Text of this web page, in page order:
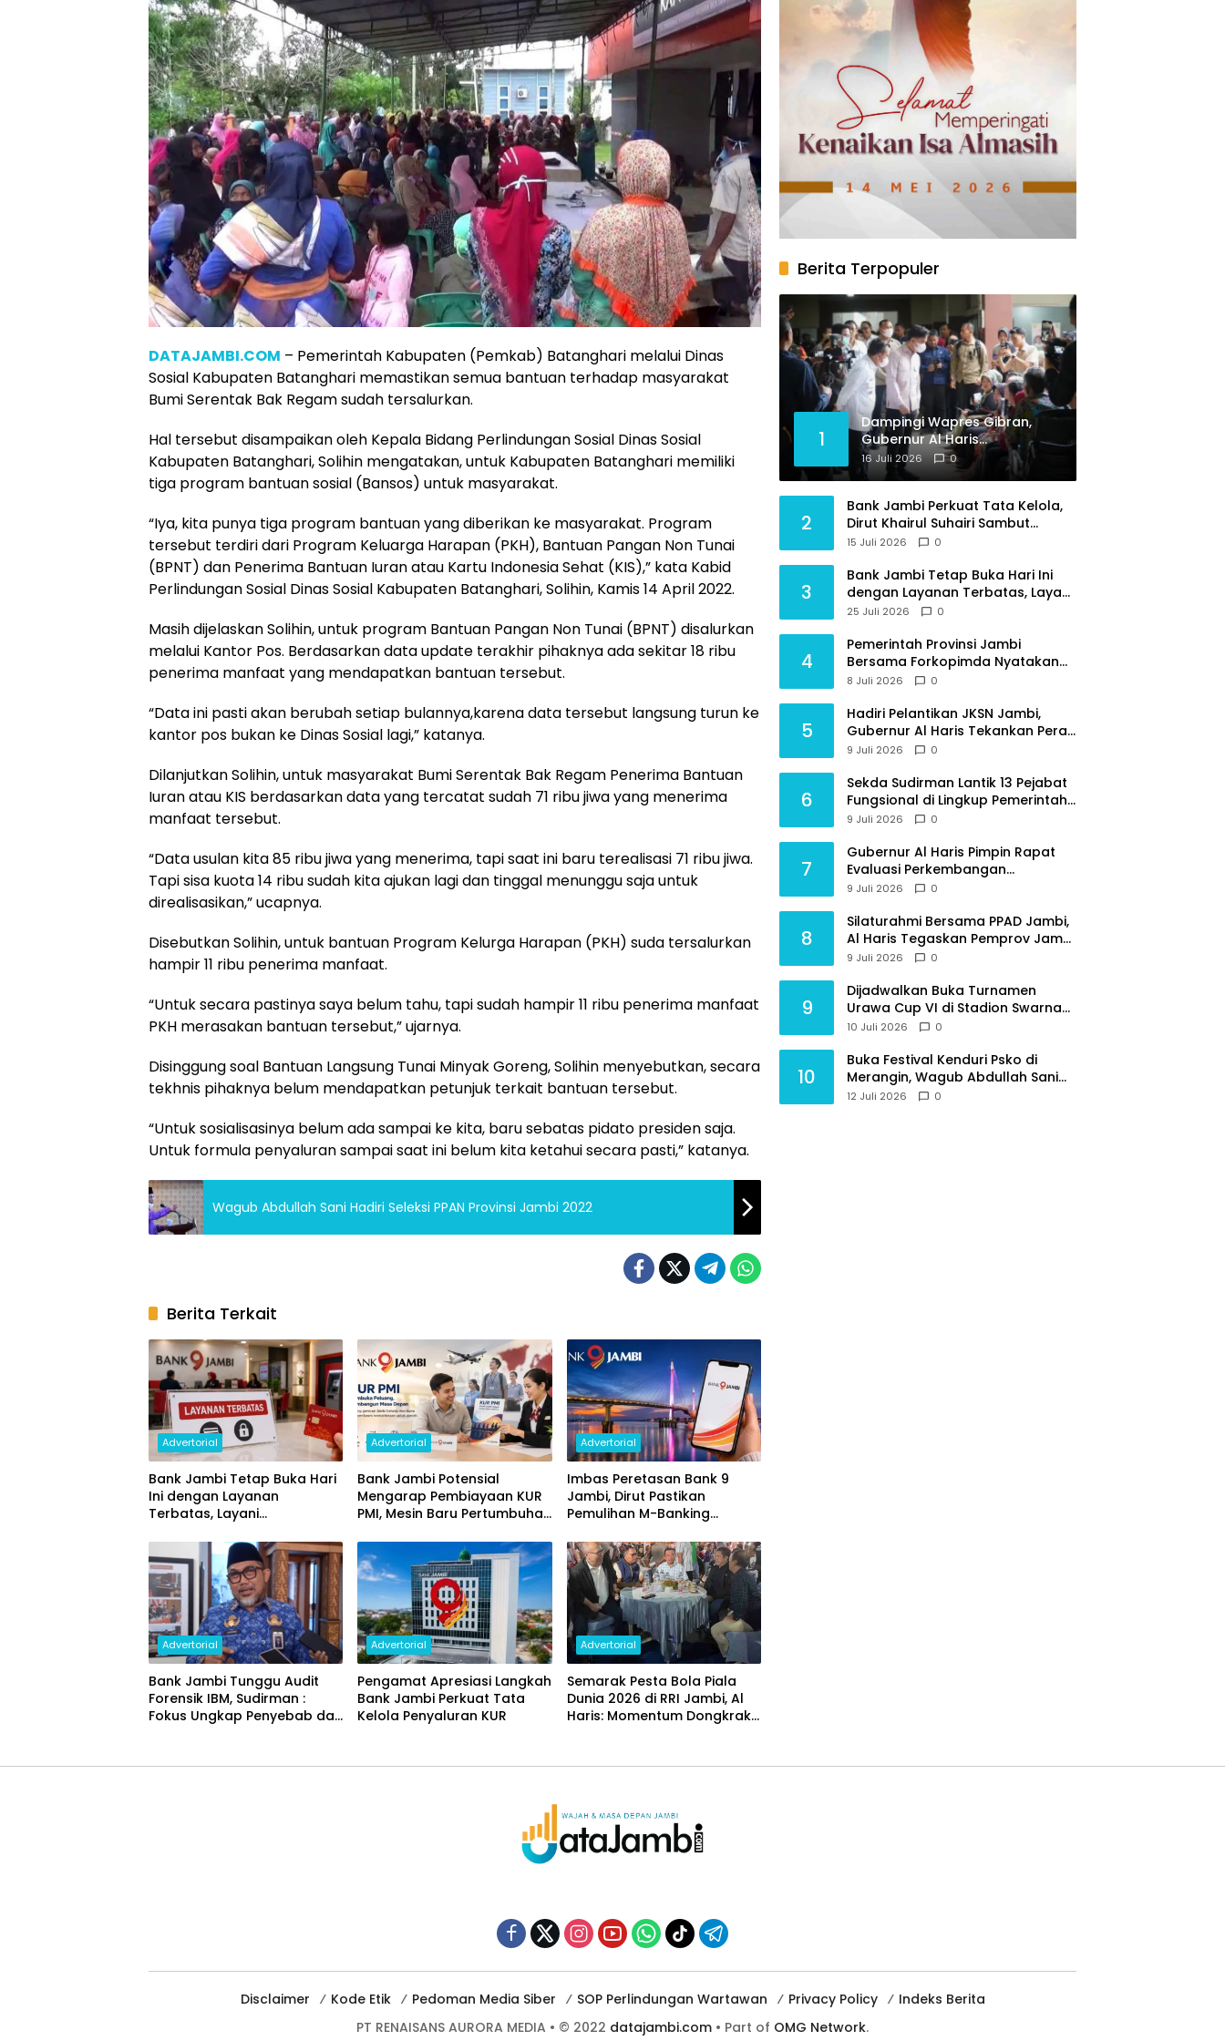
DATAJAMBI.COM – Pemerintah Kabupaten (Pemkab) Batanghari melalui Dinas
Sosial Kabupaten Batanghari memastikan semua bantuan terhadap masyarakat
Bumi Serentak Bak Regam sudah tersalurkan.
Hal tersebut disampaikan oleh Kepala Bidang Perlindungan Sosial Dinas Sosial
Kabupaten Batanghari, Solihin mengatakan, untuk Kabupaten Batanghari memiliki
tiga program bantuan sosial (Bansos) untuk masyarakat.
“Iya, kita punya tiga program bantuan yang diberikan ke masyarakat. Program
tersebut terdiri dari Program Keluarga Harapan (PKH), Bantuan Pangan Non Tunai
(BPNT) dan Penerima Bantuan Iuran atau Kartu Indonesia Sehat (KIS),” kata Kabid
Perlindungan Sosial Dinas Sosial Kabupaten Batanghari, Solihin, Kamis 14 April 2022.
Masih dijelaskan Solihin, untuk program Bantuan Pangan Non Tunai (BPNT) disalurkan
melalui Kantor Pos. Berdasarkan data update terakhir pihaknya ada sekitar 18 ribu
penerima manfaat yang mendapatkan bantuan tersebut.
“Data ini pasti akan berubah setiap bulannya,karena data tersebut langsung turun ke
kantor pos bukan ke Dinas Sosial lagi,” katanya.
Dilanjutkan Solihin, untuk masyarakat Bumi Serentak Bak Regam Penerima Bantuan
Iuran atau KIS berdasarkan data yang tercatat sudah 71 ribu jiwa yang menerima
manfaat tersebut.
“Data usulan kita 85 ribu jiwa yang menerima, tapi saat ini baru terealisasi 71 ribu jiwa.
Tapi sisa kuota 14 ribu sudah kita ajukan lagi dan tinggal menunggu saja untuk
direalisasikan,” ucapnya.
Disebutkan Solihin, untuk bantuan Program Kelurga Harapan (PKH) suda tersalurkan
hampir 11 ribu penerima manfaat.
“Untuk secara pastinya saya belum tahu, tapi sudah hampir 11 ribu penerima manfaat
PKH merasakan bantuan tersebut,” ujarnya.
Disinggung soal Bantuan Langsung Tunai Minyak Goreng, Solihin menyebutkan, secara
tekhnis pihaknya belum mendapatkan petunjuk terkait bantuan tersebut.
“Untuk sosialisasinya belum ada sampai ke kita, baru sebatas pidato presiden saja.
Untuk formula penyaluran sampai saat ini belum kita ketahui secara pasti,” katanya.
Wagub Abdullah Sani Hadiri Seleksi PPAN Provinsi Jambi 2022
Berita Terkait
Advertorial
Bank Jambi Tetap Buka Hari
Ini dengan Layanan
Terbatas, Layani
Perubahan PIN
Advertorial
Bank Jambi Potensial
Mengarap Pembiayaan KUR
PMI, Mesin Baru Pertumbuhan
Advertorial
Imbas Peretasan Bank 9
Jambi, Dirut Pastikan
Pemulihan M-Banking
Advertorial
Bank Jambi Tunggu Audit
Forensik IBM, Sudirman :
Fokus Ungkap Penyebab dan
Advertorial
Pengamat Apresiasi Langkah
Bank Jambi Perkuat Tata
Kelola Penyaluran KUR
Advertorial
Semarak Pesta Bola Piala
Dunia 2026 di RRI Jambi, Al
Haris: Momentum Dongkrak
Berita Terpopuler
1
Dampingi Wapres Gibran,
Gubernur Al Haris
Perjuangkan MRI Baru dan
Tambahan Dokter Spesialis
16 Juli 2026 0
2
Bank Jambi Perkuat Tata Kelola,
Dirut Khairul Suhairi Sambut
Sinergi Strategis Bersama BPKP
15 Juli 2026 0
3
Bank Jambi Tetap Buka Hari Ini
dengan Layanan Terbatas, Layani
Penggantian Kartu ATM dan
25 Juli 2026 0
4
Pemerintah Provinsi Jambi
Bersama Forkopimda Nyatakan
Sikap Tegas Berantas Geng Motor
8 Juli 2026 0
5
Hadiri Pelantikan JKSN Jambi,
Gubernur Al Haris Tekankan Peran
Guru dan Kiai Jaga Moral
9 Juli 2026 0
6
Sekda Sudirman Lantik 13 Pejabat
Fungsional di Lingkup Pemerintah
Provinsi Jambi
9 Juli 2026 0
7
Gubernur Al Haris Pimpin Rapat
Evaluasi Perkembangan
Pelaksanaan Kegiatan
9 Juli 2026 0
8
Silaturahmi Bersama PPAD Jambi,
Al Haris Tegaskan Pemprov Jambi
Terus Rangkul Para Purnawirawan
9 Juli 2026 0
9
Dijadwalkan Buka Turnamen
Urawa Cup VI di Stadion Swarna
Bhumi, Gubernur Al Haris Siap
10 Juli 2026 0
10
Buka Festival Kenduri Psko di
Merangin, Wagub Abdullah Sani
Ajak Generasi Muda Jaga Budaya
12 Juli 2026 0
Disclaimer Kode Etik Pedoman Media Siber SOP Perlindungan Wartawan Privacy Policy
Indeks Berita
PT RENAISANS AURORA MEDIA • © 2022 datajambi.com • Part of OMG Network.